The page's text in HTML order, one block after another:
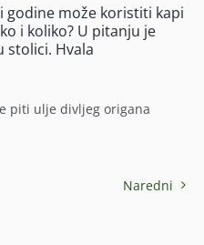
godine može koristiti kapi
i koliko? U pitanju je
stolici. Hvala
piti ulje divljeg origana
Naredni